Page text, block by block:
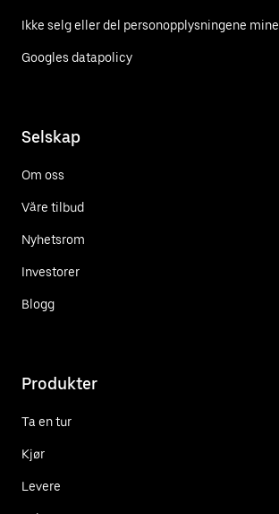
Ikke selg eller del personopplysningene mine
Googles datapolicy
Selskap
Om oss
Våre tilbud
Nyhetsrom
Investorer
Blogg
Produkter
Ta en tur
Kjør
Levere